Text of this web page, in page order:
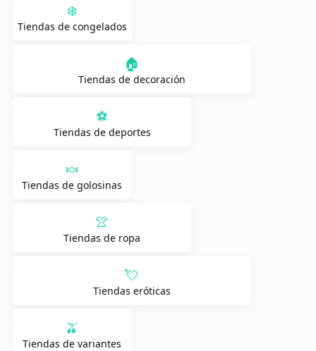
❄️
Tiendas de congelados
🏠
Tiendas de decoración
⚽
Tiendas de deportes
🍬
Tiendas de golosinas
👚
Tiendas de ropa
💘
Tiendas eróticas
🫒
Tiendas de variantes